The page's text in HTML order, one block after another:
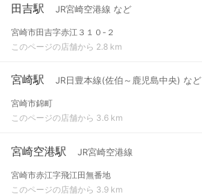
田吉駅 JR宮崎空港線 など
宮崎市田吉字赤江３１０-２
このページの店舗から 2.8 km
宮崎駅 JR日豊本線(佐伯～鹿児島中央) など
宮崎市錦町
このページの店舗から 3.6 km
宮崎空港駅 JR宮崎空港線
宮崎市赤江字飛江田無番地
このページの店舗から 3.9 km